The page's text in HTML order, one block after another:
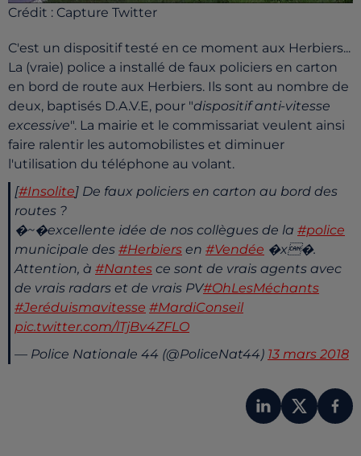
Crédit : Capture Twitter
C'est un dispositif testé en ce moment aux Herbiers...
La (vraie) police a installé de faux policiers en carton
en bord de route aux Herbiers. Ils sont au nombre de
deux, baptisés D.A.V.E, pour "dispositif anti-vitesse
excessive". La mairie et le commissariat veulent ainsi
faire ralentir les automobilistes et diminuer
l'utilisation du téléphone au volant.
[#Insolite] De faux policiers en carton au bord des
routes ?
�~�️excellente idée de nos collègues de la #police
municipale des #Herbiers en #Vendée �x�.
Attention, à #Nantes ce sont de vrais agents avec
de vrais radars et de vrais PV#OhLesMéchants
#Jeréduismavitesse #MardiConseil
pic.twitter.com/lTjBv4ZFLO
— Police Nationale 44 (@PoliceNat44) 13 mars 2018